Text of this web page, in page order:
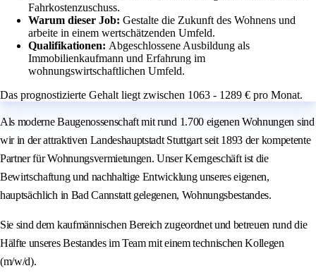
Fahrkostenzuschuss.
Warum dieser Job: Gestalte die Zukunft des Wohnens und
arbeite in einem wertschätzenden Umfeld.
Qualifikationen: Abgeschlossene Ausbildung als
Immobilienkaufmann und Erfahrung im
wohnungswirtschaftlichen Umfeld.
Das prognostizierte Gehalt liegt zwischen 1063 - 1289 € pro Monat.
Als moderne Baugenossenschaft mit rund 1.700 eigenen Wohnungen sind
wir in der attraktiven Landeshauptstadt Stuttgart seit 1893 der kompetente
Partner für Wohnungsvermietungen. Unser Kerngeschäft ist die
Bewirtschaftung und nachhaltige Entwicklung unseres eigenen,
hauptsächlich in Bad Cannstatt gelegenen, Wohnungsbestandes.
Sie sind dem kaufmännischen Bereich zugeordnet und betreuen rund die
Hälfte unseres Bestandes im Team mit einem technischen Kollegen
(m/w/d).